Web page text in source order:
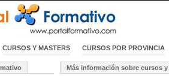
CURSOS Y MASTERS CURSOS POR PROVINCIA
Más información sobre cursos y